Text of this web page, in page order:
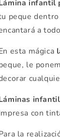
infantil
peque
a
esta mágica
le
con
la